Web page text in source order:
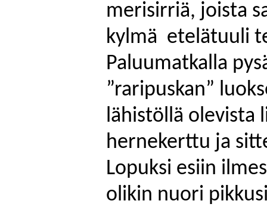
merisirriä, joista
kylmä etelätuuli
Paluumatkalla
”raripuskan”
lähistöllä olevista
hernekerttu ja
Lopuksi esiin
olikin nuori